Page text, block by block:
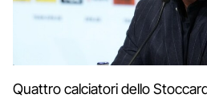
Quattro calciatori dello